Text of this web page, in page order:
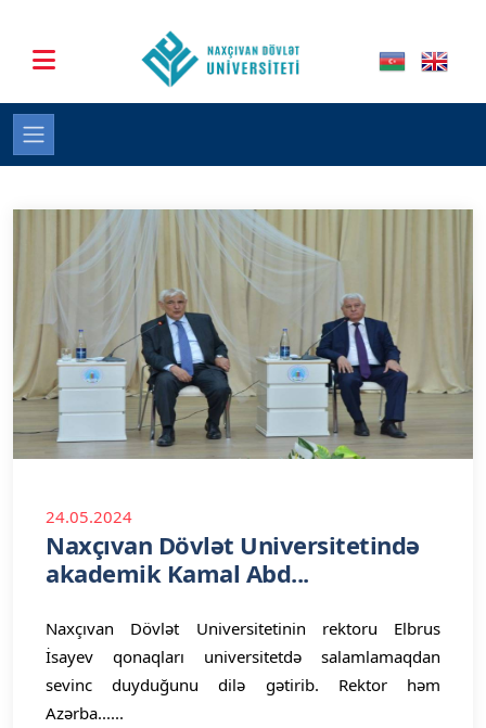
24.05.2024
Naxçıvan Dövlət Universitetində
akademik Kamal Abd...
Naxçıvan Dövlət Universitetinin rektoru Elbrus
İsayev qonaqları universitetdə salamlamaqdan
sevinc duyduğunu dilə gətirib. Rektor həm
Azərba......